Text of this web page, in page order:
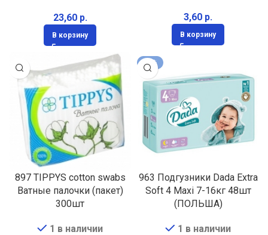
р.
В корзину
р.
В корзину
897 TIPPYS cotton swabs
Ватные палочки (пакет)
300шт
1 в наличии
-22%
963 Подгузники Dada Extra
Soft 4 Maxi 7-16кг 48шт
(ПОЛЬША)
1 в наличии